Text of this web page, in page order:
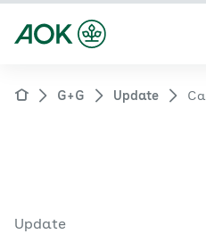
G+G Update
Update